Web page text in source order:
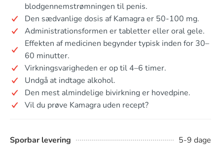
blodgennemstrømningen til penis.
Den sædvanlige dosis af Kamagra er 50-100 mg.
Administrationsformen er tabletter eller oral gele.
Effekten af medicinen begynder typisk inden for 30–
60 minutter.
Virkningsvarigheden er op til 4–6 timer.
Undgå at indtage alkohol.
Den mest almindelige bivirkning er hovedpine.
Vil du prøve Kamagra uden recept?
Sporbar levering 5-9 dage